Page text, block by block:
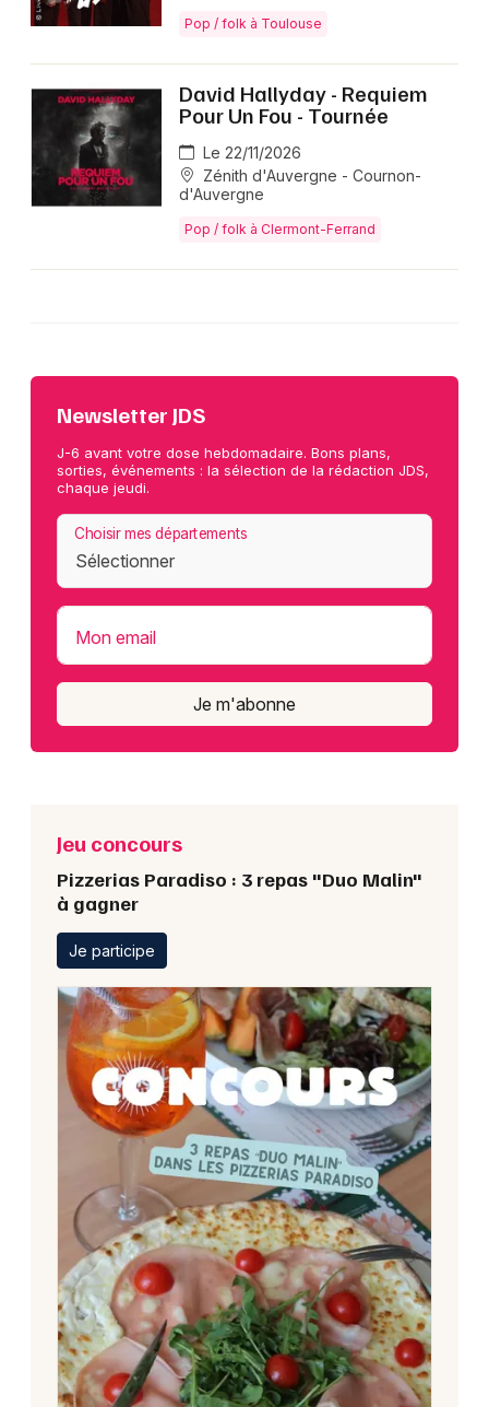
Pop / folk à Toulouse
David Hallyday - Requiem
Pour Un Fou - Tournée
Le 22/11/2026
Zénith d'Auvergne - Cournon-
d'Auvergne
Pop / folk à Clermont-Ferrand
Newsletter JDS
J-6 avant votre dose hebdomadaire. Bons plans,
sorties, événements : la sélection de la rédaction JDS,
chaque jeudi.
Choisir mes départements
Mon email
Je m'abonne
Jeu concours
Pizzerias Paradiso : 3 repas "Duo Malin"
à gagner
Je participe